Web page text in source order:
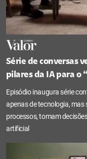
Série de conversas
pilares da IA para o
Episódio inaugura série
apenas de tecnologia,
processos, tomam
artificial